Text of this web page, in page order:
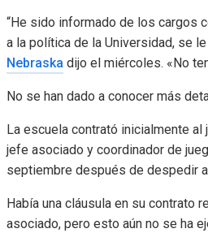
“He sido informado de los cargos
a la política de la Universidad, se
Nebraska dijo el miércoles. «No
No se han dado a conocer más
La escuela contrató inicialmente
jefe asociado y coordinador de
septiembre después de despedir
Había una cláusula en su contrato
asociado, pero esto aún no se ha